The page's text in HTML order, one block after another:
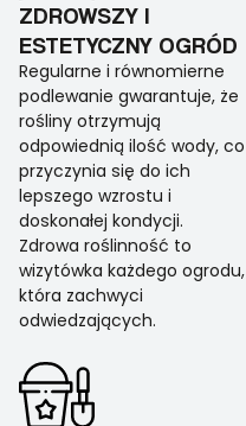
ZDROWSZY I
ESTETYCZNY OGRÓD
Regularne i równomierne
podlewanie gwarantuje, że
rośliny otrzymują
odpowiednią ilość wody, co
przyczynia się do ich
lepszego wzrostu i
doskonałej kondycji.
Zdrowa roślinność to
wizytówka każdego ogrodu,
która zachwyci
odwiedzających.